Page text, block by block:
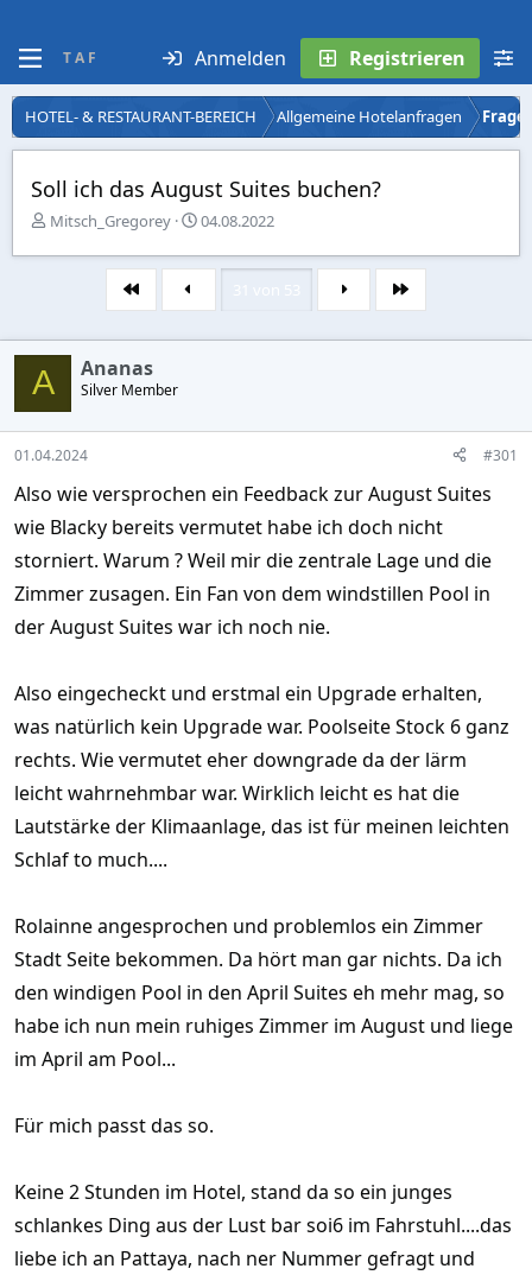
T A F Anmelden Registrieren
HOTEL- & RESTAURANT-BEREICH Allgemeine Hotelanfragen
Soll ich das August Suites buchen?
E
s
l
r
Mitsch_Gregorey
E
s
e
l
04.08.2022
Erste Letzte
A Ananas
Silver Member
01.04.2024 #301
Also wie versprochen ein Feedback zur August Suites
wie Blacky bereits vermutet habe ich doch nicht
storniert. Warum ? Weil mir die zentrale Lage und die
Zimmer zusagen. Ein Fan von dem windstillen Pool in
der August Suites war ich noch nie.
Also eingecheckt und erstmal ein Upgrade erhalten,
was natürlich kein Upgrade war. Poolseite Stock 6 ganz
rechts. Wie vermutet eher downgrade da der lärm
leicht wahrnehmbar war. Wirklich leicht es hat die
Lautstärke der Klimaanlage, das ist für meinen leichten
Schlaf to much....
Rolainne angesprochen und problemlos ein Zimmer
Stadt Seite bekommen. Da hört man gar nichts. Da ich
den windigen Pool in den April Suites eh mehr mag, so
habe ich nun mein ruhiges Zimmer im August und liege
im April am Pool...
Für mich passt das so.
Keine 2 Stunden im Hotel, stand da so ein junges
schlankes Ding aus der Lust bar soi6 im Fahrstuhl....das
liebe ich an Pattaya, nach ner Nummer gefragt und